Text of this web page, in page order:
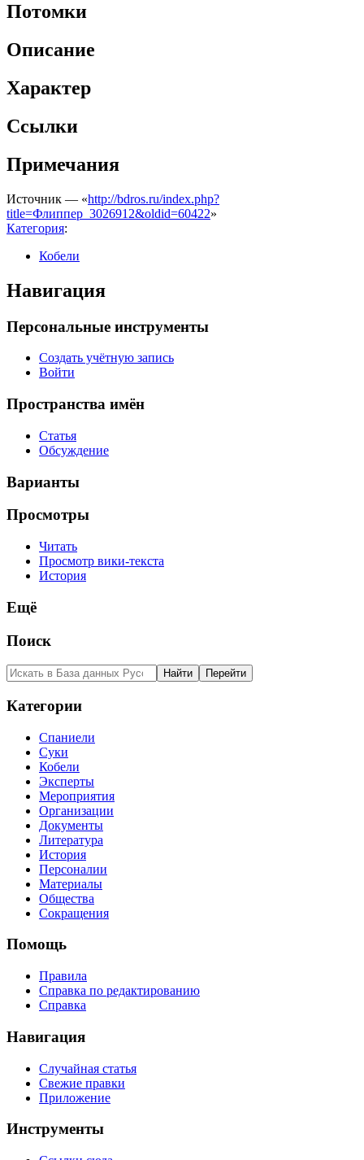
Потомки
Описание
Характер
Ссылки
Примечания
Источник — «http://bdros.ru/index.php?
title=Флиппер_3026912&oldid=60422»
Категория:
Кобели
Навигация
Персональные инструменты
Создать учётную запись
Войти
Пространства имён
Статья
Обсуждение
Варианты
Просмотры
Читать
Просмотр вики-текста
История
Ещё
Поиск
Категории
Спаниели
Суки
Кобели
Эксперты
Мероприятия
Организации
Документы
Литература
История
Персоналии
Материалы
Общества
Сокращения
Помощь
Правила
Справка по редактированию
Справка
Навигация
Случайная статья
Свежие правки
Приложение
Инструменты